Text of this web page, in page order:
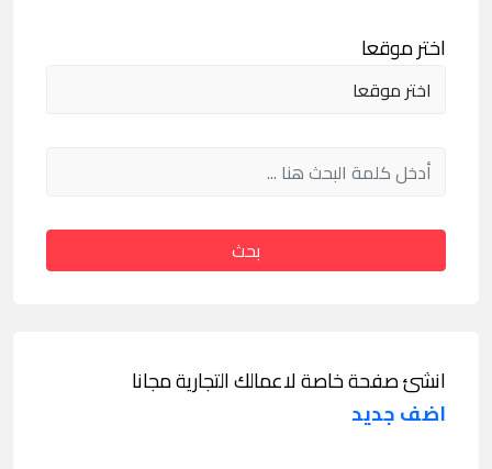
اختر موقعا
بحث
انشئ صفحة خاصة لاعمالك التجارية مجانا
اضف جديد